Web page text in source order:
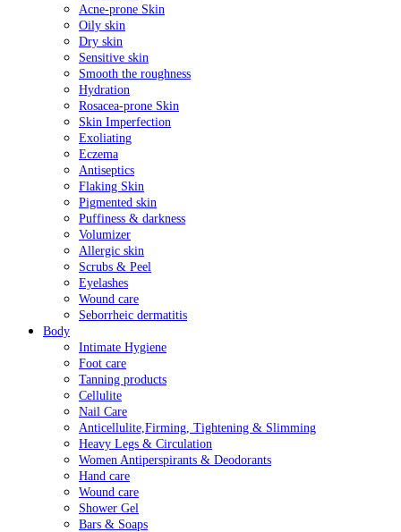
Acne-prone Skin
Oily skin
Dry skin
Sensitive skin
Smooth the roughness
Hydration
Rosacea-prone Skin
Skin Imperfection
Exoliating
Eczema
Antiseptics
Flaking Skin
Pigmented skin
Puffiness & darkness
Volumizer
Allergic skin
Scrubs & Peel
Eyelashes
Wound care
Seborrheic dermatitis
Body
Intimate Hygiene
Foot care
Tanning products
Cellulite
Nail Care
Anticellulite,Firming, Tightening & Slimming
Heavy Legs & Circulation
Women Antiperspirants & Deodorants
Hand care
Wound care
Shower Gel
Bars & Soaps